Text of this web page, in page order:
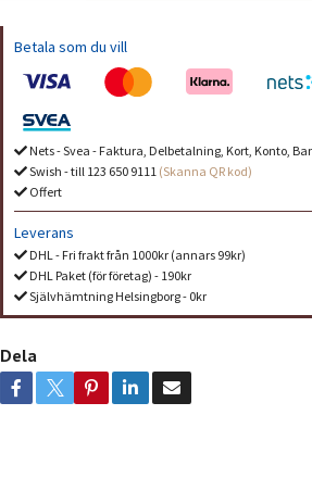
Betala som du vill
Nets - Svea - Faktura, Delbetalning, Kort, Konto,
Swish - till 123 650 9111 (Skanna QR kod)
Offert
Leverans
DHL - Fri frakt från 1000kr (annars 99kr)
DHL Paket (för företag) - 190kr
Självhämtning Helsingborg - 0kr
Dela